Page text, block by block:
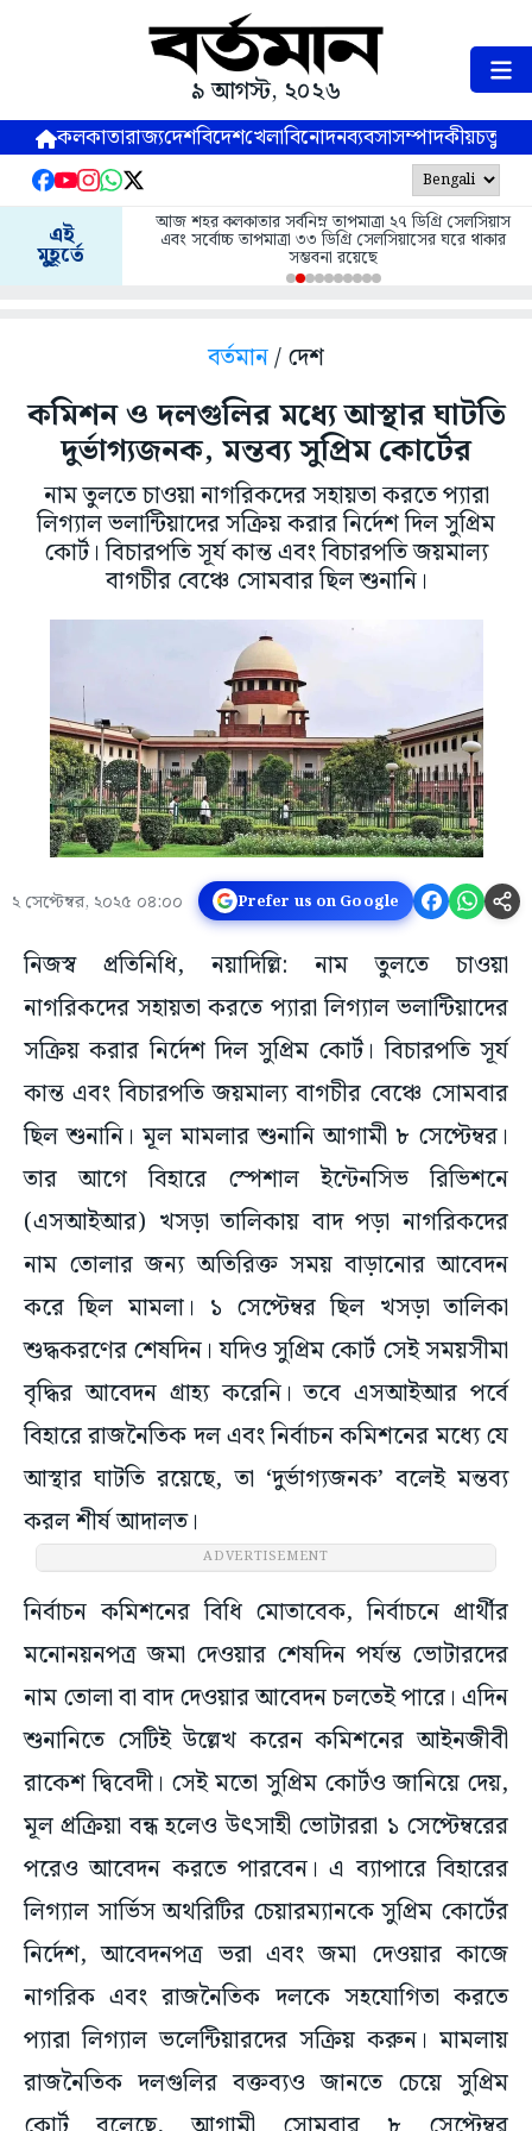
৯ আগস্ট, ২০২৬
কলকাতারাজ্যদেশবিদেশখেলাবিনোদনব্যবসাসম্পাদকীয়
এই
মুহূর্তে
আজ শহর কলকাতার সর্বনিম্ন তাপমাত্রা ২৭ ডিগ্রি সেলসিয়াস
এবং সর্বোচ্চ তাপমাত্রা ৩৩ ডিগ্রি সেলসিয়াসের ঘরে থাকার
সম্ভবনা রয়েছে
বর্তমান/ দেশ
কমিশন ও দলগুলির মধ্যে আস্থার ঘাটতি
দুর্ভাগ্যজনক, মন্তব্য সুপ্রিম কোর্টের
নাম তুলতে চাওয়া নাগরিকদের সহায়তা করতে প্যারা
লিগ্যাল ভলান্টিয়াদের সক্রিয় করার নির্দেশ দিল সুপ্রিম
কোর্ট। বিচারপতি সূর্য কান্ত এবং বিচারপতি জয়মাল্য
বাগচীর বেঞ্চে সোমবার ছিল শুনানি।
২ সেপ্টেম্বর, ২০২৫ ০৪:০০ Prefer us on Google
নিজস্ব প্রতিনিধি, নয়াদিল্লি: নাম তুলতে চাওয়া
নাগরিকদের সহায়তা করতে প্যারা লিগ্যাল ভলান্টিয়াদের
সক্রিয় করার নির্দেশ দিল সুপ্রিম কোর্ট। বিচারপতি সূর্য
কান্ত এবং বিচারপতি জয়মাল্য বাগচীর বেঞ্চে সোমবার
ছিল শুনানি। মূল মামলার শুনানি আগামী ৮ সেপ্টেম্বর।
তার আগে বিহারে স্পেশাল ইন্টেনসিভ রিভিশনে
(এসআইআর) খসড়া তালিকায় বাদ পড়া নাগরিকদের
নাম তোলার জন্য অতিরিক্ত সময় বাড়ানোর আবেদন
করে ছিল মামলা। ১ সেপ্টেম্বর ছিল খসড়া তালিকা
শুদ্ধকরণের শেষদিন। যদিও সুপ্রিম কোর্ট সেই সময়সীমা
বৃদ্ধির আবেদন গ্রাহ্য করেনি। তবে এসআইআর পর্বে
বিহারে রাজনৈতিক দল এবং নির্বাচন কমিশনের মধ্যে যে
আস্থার ঘাটতি রয়েছে, তা ‘দুর্ভাগ্যজনক’ বলেই মন্তব্য
করল শীর্ষ আদালত।
ADVERTISEMENT
নির্বাচন কমিশনের বিধি মোতাবেক, নির্বাচনে প্রার্থীর
মনোনয়নপত্র জমা দেওয়ার শেষদিন পর্যন্ত ভোটারদের
নাম তোলা বা বাদ দেওয়ার আবেদন চলতেই পারে। এদিন
শুনানিতে সেটিই উল্লেখ করেন কমিশনের আইনজীবী
রাকেশ দ্বিবেদী। সেই মতো সুপ্রিম কোর্টও জানিয়ে দেয়,
মূল প্রক্রিয়া বন্ধ হলেও উৎসাহী ভোটাররা ১ সেপ্টেম্বরের
পরেও আবেদন করতে পারবেন। এ ব্যাপারে বিহারের
লিগ্যাল সার্ভিস অথরিটির চেয়ারম্যানকে সুপ্রিম কোর্টের
নির্দেশ, আবেদনপত্র ভরা এবং জমা দেওয়ার কাজে
নাগরিক এবং রাজনৈতিক দলকে সহযোগিতা করতে
প্যারা লিগ্যাল ভলেন্টিয়ারদের সক্রিয় করুন। মামলায়
রাজনৈতিক দলগুলির বক্তব্যও জানতে চেয়ে সুপ্রিম